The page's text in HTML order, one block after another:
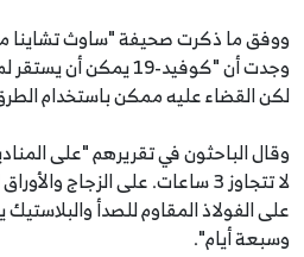
ووفق ما ذكرت صحيفة "ساوث تشاينا
وجدت أن "كوفيد-19
لكن القضاء عليه ممكن باستخدام
وقال الباحثون في تقريرهم "على
على الفولاذ المقاوم للصدأ
وسبعة أيام".